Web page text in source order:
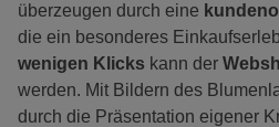
überzeugen durch eine
die ein besonderes
wenigen Klicks kann der
werden. Mit Bildern des
durch die Präsentation eigener